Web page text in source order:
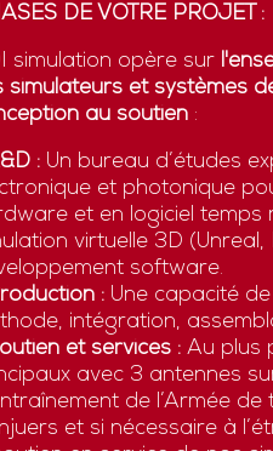
DE VOTRE PROJET :
simulation opère sur
simulateurs et systèmes
au soutien :
: Un bureau d’études
et photonique
et en logiciel temps
virtuelle 3D (Unreal,
software.
: Une capacité
intégration,
et services : Au plus
avec 3 antennes
de l’Armée de
et si nécessaire à